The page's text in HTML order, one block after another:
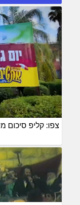
צפו: קליפ סיכום